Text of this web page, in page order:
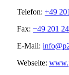
Telefon: +49
Fax: +49 201
E-Mail:
Webseite: